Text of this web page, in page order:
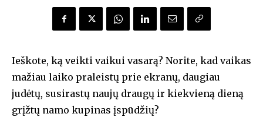
Ieškote, ką veikti vaikui vasarą? Norite, kad vaikas
mažiau laiko praleistų prie ekranų, daugiau
judėtų, susirastų naujų draugų ir kiekvieną dieną
grįžtų namo kupinas įspūdžių?